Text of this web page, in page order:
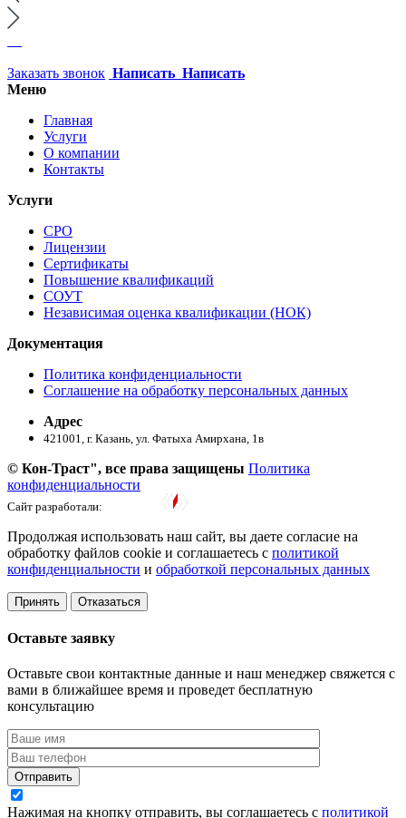
Заказать звонок Написать Написать
Меню
Главная
Услуги
О компании
Контакты
Услуги
СРО
Лицензии
Сертификаты
Повышение квалификаций
СОУТ
Независимая оценка квалификации (НОК)
Документация
Политика конфиденциальности
Соглашение на обработку персональных данных
Адрес
421001, г. Казань, ул. ​Фатыха Амирхана, 1в
© Кон-Траст", все права защищены Политика
конфиденциальности
Сайт разработали:
Продолжая использовать наш сайт, вы даете согласие на
обработку файлов cookie и соглашаетесь с политикой
конфиденциальности и обработкой персональных данных
Принять Отказаться
Оставьте заявку
Оставьте свои контактные данные и наш менеджер свяжется с
вами в ближайшее время и проведет бесплатную
консультацию
Отправить
Нажимая на кнопку отправить, вы соглашаетесь с политикой